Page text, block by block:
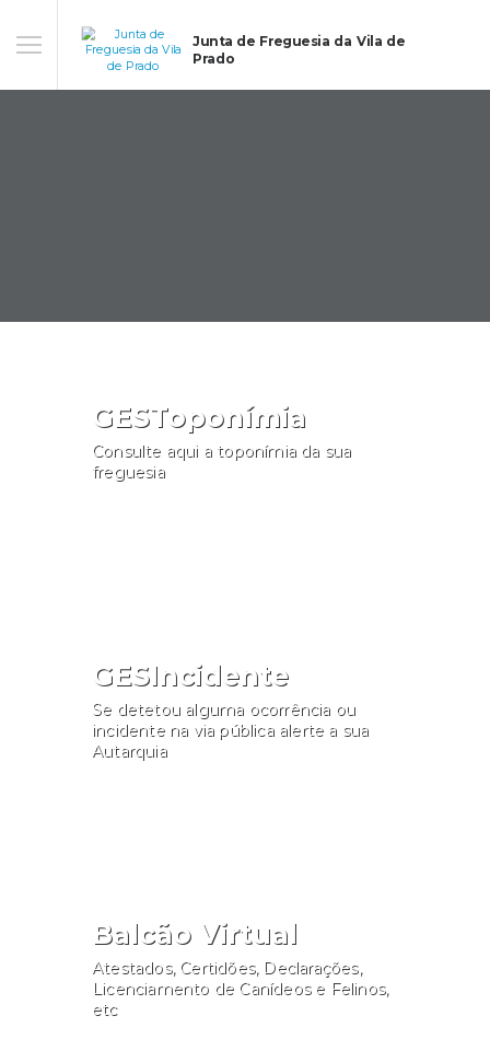
Junta de Freguesia da Vila de
Prado
GESToponímia
Consulte aqui a toponímia da sua
freguesia
GESIncidente
Se detetou alguma ocorrência ou
incidente na via pública alerte a sua
Autarquia
Balcão Virtual
Atestados, Certidões, Declarações,
Licenciamento de Canídeos e Felinos,
etc